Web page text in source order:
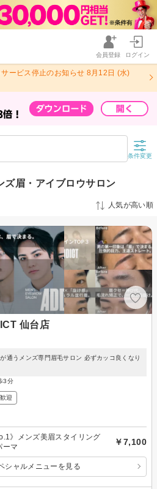
会員登録 ログイン
ービス停止のお知らせ 8月12日 (水)
条件変更
ズ眉・アイブロウサロン
人気が高い順
仙台店
通うメンズ専門眉毛サロン 必ずカッコ良くなり
3分
迎
》メンズ美眉スタイリング
ーマ
￥7,100
シャルメニューを見る